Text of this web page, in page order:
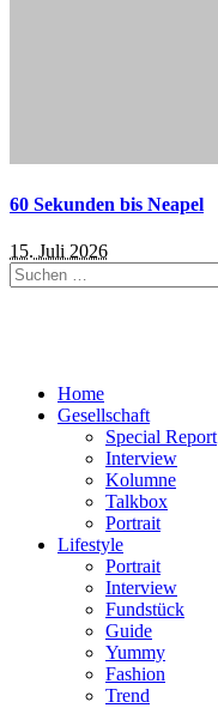
60 Sekunden bis Neapel
15. Juli 2026
Suchen
nach:
Home
Gesellschaft
Special Report
Interview
Kolumne
Talkbox
Portrait
Lifestyle
Portrait
Interview
Fundstück
Guide
Yummy
Fashion
Trend